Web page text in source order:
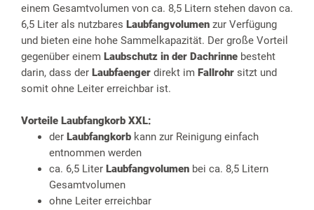
einem Gesamtvolumen von ca. 8,5 Litern stehen davon ca.
6,5 Liter als nutzbares Laubfangvolumen zur Verfügung
und bieten eine hohe Sammelkapazität. Der große Vorteil
gegenüber einem Laubschutz in der Dachrinne besteht
darin, dass der Laubfaenger direkt im Fallrohr sitzt und
somit ohne Leiter erreichbar ist.
Vorteile Laubfangkorb XXL:
der Laubfangkorb kann zur Reinigung einfach
entnommen werden
ca. 6,5 Liter Laubfangvolumen bei ca. 8,5 Litern
Gesamtvolumen
ohne Leiter erreichbar